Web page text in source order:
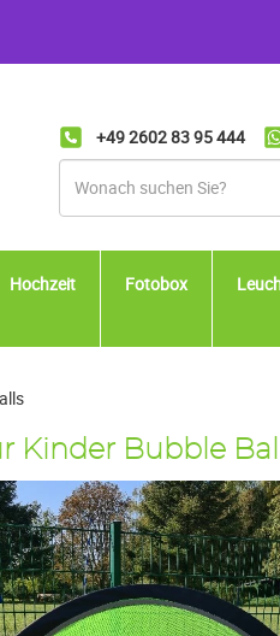
+49 2602 83 95 444
Hochzeit Fotobox
Kinder Bubble